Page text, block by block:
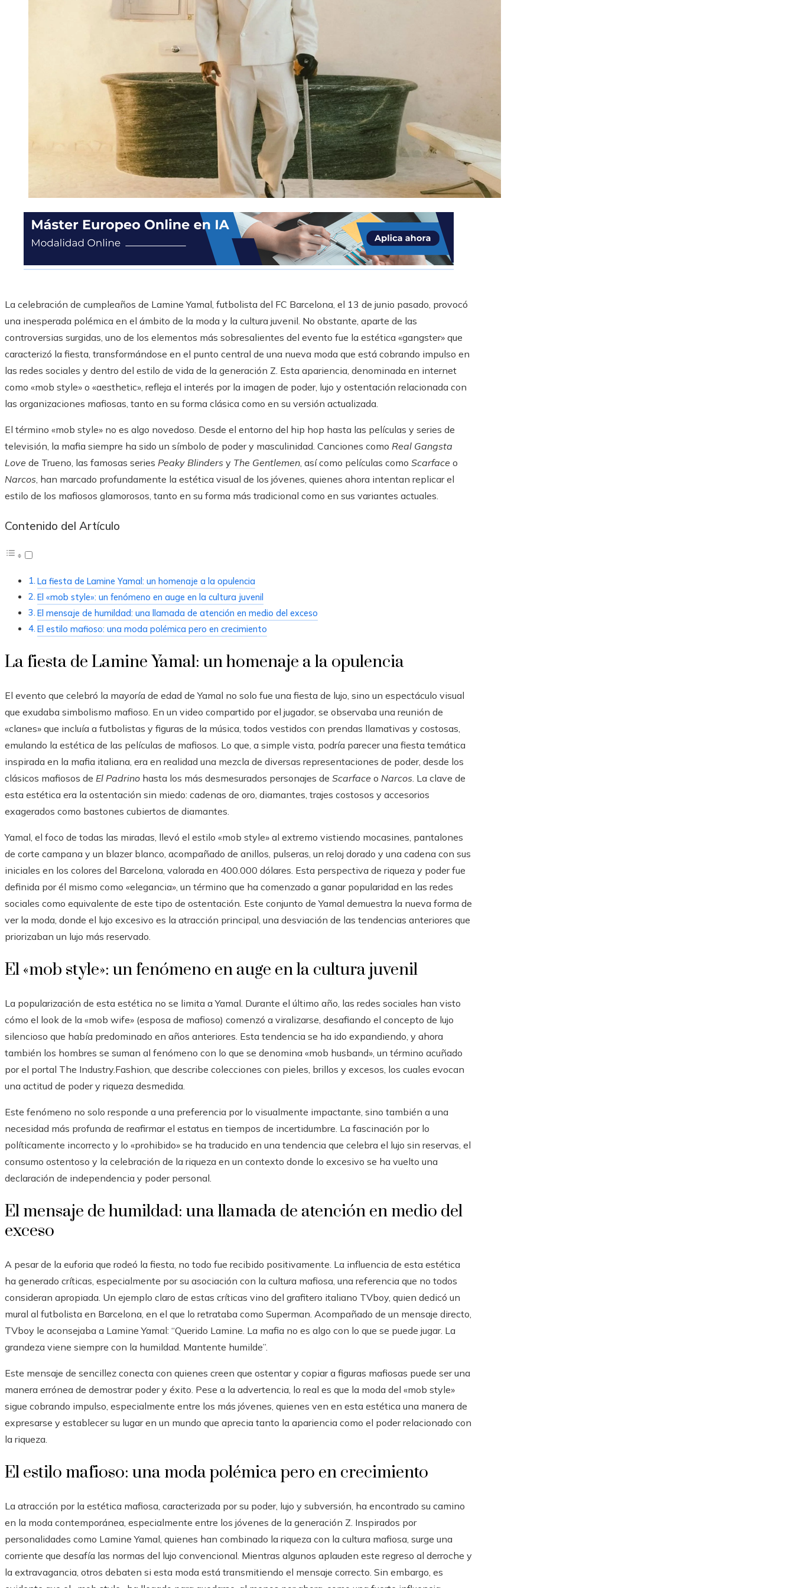
La celebración de cumpleaños de Lamine Yamal, futbolista del FC Barcelona, el 13 de junio pasado, provocó
una inesperada polémica en el ámbito de la moda y la cultura juvenil. No obstante, aparte de las
controversias surgidas, uno de los elementos más sobresalientes del evento fue la estética «gangster» que
caracterizó la fiesta, transformándose en el punto central de una nueva moda que está cobrando impulso en
las redes sociales y dentro del estilo de vida de la generación Z. Esta apariencia, denominada en internet
como «mob style» o «aesthetic», refleja el interés por la imagen de poder, lujo y ostentación relacionada con
las organizaciones mafiosas, tanto en su forma clásica como en su versión actualizada.
El término «mob style» no es algo novedoso. Desde el entorno del hip hop hasta las películas y series de
televisión, la mafia siempre ha sido un símbolo de poder y masculinidad. Canciones como Real Gangsta
Love de Trueno, las famosas series Peaky Blinders y The Gentlemen, así como películas como Scarface o
Narcos, han marcado profundamente la estética visual de los jóvenes, quienes ahora intentan replicar el
estilo de los mafiosos glamorosos, tanto en su forma más tradicional como en sus variantes actuales.
Contenido del Artículo
La fiesta de Lamine Yamal: un homenaje a la opulencia
El «mob style»: un fenómeno en auge en la cultura juvenil
El mensaje de humildad: una llamada de atención en medio del exceso
El estilo mafioso: una moda polémica pero en crecimiento
La fiesta de Lamine Yamal: un homenaje a la opulencia
El evento que celebró la mayoría de edad de Yamal no solo fue una fiesta de lujo, sino un espectáculo visual
que exudaba simbolismo mafioso. En un video compartido por el jugador, se observaba una reunión de
«clanes» que incluía a futbolistas y figuras de la música, todos vestidos con prendas llamativas y costosas,
emulando la estética de las películas de mafiosos. Lo que, a simple vista, podría parecer una fiesta temática
inspirada en la mafia italiana, era en realidad una mezcla de diversas representaciones de poder, desde los
clásicos mafiosos de El Padrino hasta los más desmesurados personajes de Scarface o Narcos . La clave de
esta estética era la ostentación sin miedo: cadenas de oro, diamantes, trajes costosos y accesorios
exagerados como bastones cubiertos de diamantes.
Yamal, el foco de todas las miradas, llevó el estilo «mob style» al extremo vistiendo mocasines, pantalones
de corte campana y un blazer blanco, acompañado de anillos, pulseras, un reloj dorado y una cadena con sus
iniciales en los colores del Barcelona, valorada en 400.000 dólares. Esta perspectiva de riqueza y poder fue
definida por él mismo como «elegancia», un término que ha comenzado a ganar popularidad en las redes
sociales como equivalente de este tipo de ostentación. Este conjunto de Yamal demuestra la nueva forma de
ver la moda, donde el lujo excesivo es la atracción principal, una desviación de las tendencias anteriores que
priorizaban un lujo más reservado.
El «mob style»: un fenómeno en auge en la cultura juvenil
La popularización de esta estética no se limita a Yamal. Durante el último año, las redes sociales han visto
cómo el look de la «mob wife» (esposa de mafioso) comenzó a viralizarse, desafiando el concepto de lujo
silencioso que había predominado en años anteriores. Esta tendencia se ha ido expandiendo, y ahora
también los hombres se suman al fenómeno con lo que se denomina «mob husband», un término acuñado
por el portal The Industry.Fashion, que describe colecciones con pieles, brillos y excesos, los cuales evocan
una actitud de poder y riqueza desmedida.
Este fenómeno no solo responde a una preferencia por lo visualmente impactante, sino también a una
necesidad más profunda de reafirmar el estatus en tiempos de incertidumbre. La fascinación por lo
políticamente incorrecto y lo «prohibido» se ha traducido en una tendencia que celebra el lujo sin reservas, el
consumo ostentoso y la celebración de la riqueza en un contexto donde lo excesivo se ha vuelto una
declaración de independencia y poder personal.
El mensaje de humildad: una llamada de atención en medio del
exceso
A pesar de la euforia que rodeó la fiesta, no todo fue recibido positivamente. La influencia de esta estética
ha generado críticas, especialmente por su asociación con la cultura mafiosa, una referencia que no todos
consideran apropiada. Un ejemplo claro de estas críticas vino del grafitero italiano TVboy, quien dedicó un
mural al futbolista en Barcelona, en el que lo retrataba como Superman. Acompañado de un mensaje directo,
TVboy le aconsejaba a Lamine Yamal: “Querido Lamine. La mafia no es algo con lo que se puede jugar. La
grandeza viene siempre con la humildad. Mantente humilde”.
Este mensaje de sencillez conecta con quienes creen que ostentar y copiar a figuras mafiosas puede ser una
manera errónea de demostrar poder y éxito. Pese a la advertencia, lo real es que la moda del «mob style»
sigue cobrando impulso, especialmente entre los más jóvenes, quienes ven en esta estética una manera de
expresarse y establecer su lugar en un mundo que aprecia tanto la apariencia como el poder relacionado con
la riqueza.
El estilo mafioso: una moda polémica pero en crecimiento
La atracción por la estética mafiosa, caracterizada por su poder, lujo y subversión, ha encontrado su camino
en la moda contemporánea, especialmente entre los jóvenes de la generación Z. Inspirados por
personalidades como Lamine Yamal, quienes han combinado la riqueza con la cultura mafiosa, surge una
corriente que desafía las normas del lujo convencional. Mientras algunos aplauden este regreso al derroche y
la extravagancia, otros debaten si esta moda está transmitiendo el mensaje correcto. Sin embargo, es